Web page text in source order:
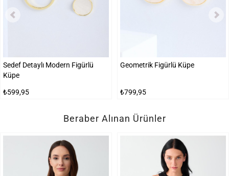
Sedef Detaylı Modern Figürlü
Küpe
₺599,95
Geometrik Figürlü Küpe
₺799,95
Beraber Alınan Ürünler